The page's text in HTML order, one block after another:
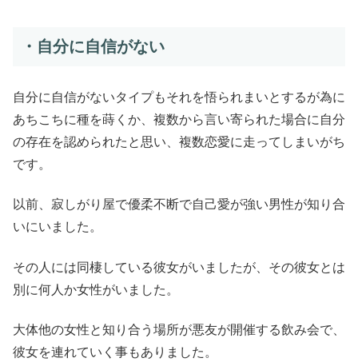
・自分に自信がない
自分に自信がないタイプもそれを悟られまいとするが為に
あちこちに種を蒔くか、複数から言い寄られた場合に自分
の存在を認められたと思い、複数恋愛に走ってしまいがち
です。
以前、寂しがり屋で優柔不断で自己愛が強い男性が知り合
いにいました。
その人には同棲している彼女がいましたが、その彼女とは
別に何人か女性がいました。
大体他の女性と知り合う場所が悪友が開催する飲み会で、
彼女を連れていく事もありました。